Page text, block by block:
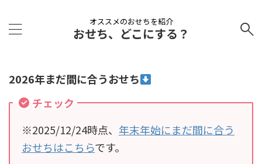
オススメのおせちを紹介
おせち、どこにする？
2026年まだ間に合うおせち
チェック
※2025/12/24時点、 年末年始にまだ間に合う
おせちはこちらです。